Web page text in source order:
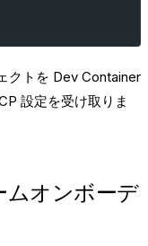
クトを Dev Container
設定を受け取りま
ムオンボーデ